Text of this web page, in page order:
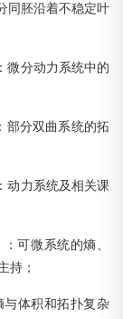
同胚沿着不稳定叶
微分动力系统中的
部分双曲系统的拓
动力系统及相关课
可微系统的熵、
持；
与体积和拓扑复杂